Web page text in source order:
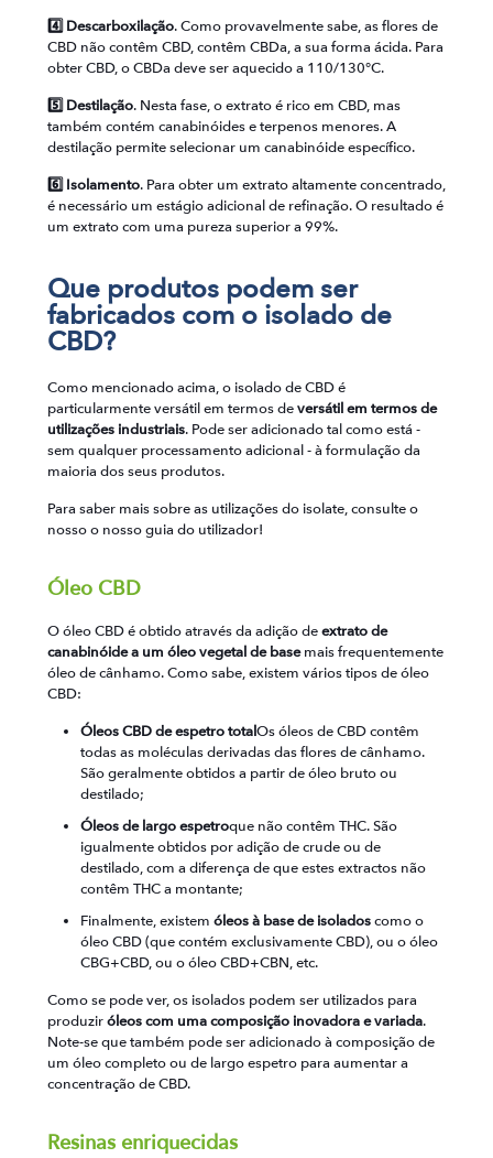
4️⃣ Descarboxilação. Como provavelmente sabe, as flores de
CBD não contêm CBD, contêm CBDa, a sua forma ácida. Para
obter CBD, o CBDa deve ser aquecido a 110/130°C.
5️⃣ Destilação. Nesta fase, o extrato é rico em CBD, mas
também contém canabinóides e terpenos menores. A
destilação permite selecionar um canabinóide específico.
6️⃣ Isolamento. Para obter um extrato altamente concentrado,
é necessário um estágio adicional de refinação. O resultado é
um extrato com uma pureza superior a 99%.
Que produtos podem ser
fabricados com o isolado de
CBD?
Como mencionado acima, o isolado de CBD é
particularmente versátil em termos deversátil em termos de
utilizações industriais. Pode ser adicionado tal como está -
sem qualquer processamento adicional - à formulação da
maioria dos seus produtos.
Para saber mais sobre as utilizações do isolate, consulte o
nossoo nosso guia do utilizador!
Óleo CBD
O óleo CBD é obtido através da adição deextrato de
canabinóide a um óleo vegetal de basemais frequentemente
óleo de cânhamo. Como sabe, existem vários tipos de óleo
CBD:
Óleos CBD de espetro totalOs óleos de CBD contêm
todas as moléculas derivadas das flores de cânhamo.
São geralmente obtidos a partir de óleo bruto ou
destilado;
Óleos de largo espetroque não contêm THC. São
igualmente obtidos por adição de crude ou de
destilado, com a diferença de que estes extractos não
contêm THC a montante;
Finalmente, existem óleos à base de isoladoscomo o
óleo CBD (que contém exclusivamente CBD), ou o óleo
CBG+CBD, ou o óleo CBD+CBN, etc.
Como se pode ver, os isolados podem ser utilizados para
produziróleos com uma composição inovadora e variada.
Note-se que também pode ser adicionado à composição de
um óleo completo ou de largo espetro para aumentar a
concentração de CBD.
Resinas enriquecidas